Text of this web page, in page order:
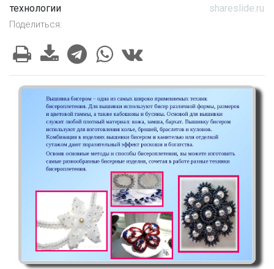
технологии
shareslide.ru
Поделиться: